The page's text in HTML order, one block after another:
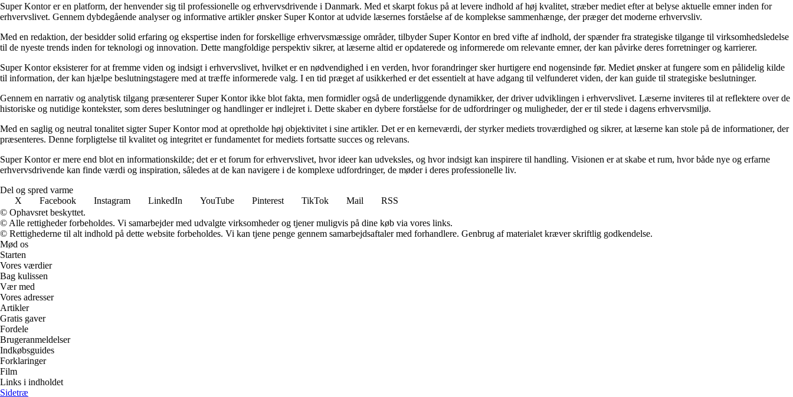
Super Kontor er en platform, der henvender sig til professionelle og erhvervsdrivende i Danmark. Med et skarpt fokus på at levere indhold af høj kvalitet, stræber mediet efter at belyse aktuelle emner inden for
erhvervslivet. Gennem dybdegående analyser og informative artikler ønsker Super Kontor at udvide læsernes forståelse af de komplekse sammenhænge, der præger det moderne erhvervsliv.
Med en redaktion, der besidder solid erfaring og ekspertise inden for forskellige erhvervsmæssige områder, tilbyder Super Kontor en bred vifte af indhold, der spænder fra strategiske tilgange til virksomhedsledelse
til de nyeste trends inden for teknologi og innovation. Dette mangfoldige perspektiv sikrer, at læserne altid er opdaterede og informerede om relevante emner, der kan påvirke deres forretninger og karrierer.
Super Kontor eksisterer for at fremme viden og indsigt i erhvervslivet, hvilket er en nødvendighed i en verden, hvor forandringer sker hurtigere end nogensinde før. Mediet ønsker at fungere som en pålidelig kilde
til information, der kan hjælpe beslutningstagere med at træffe informerede valg. I en tid præget af usikkerhed er det essentielt at have adgang til velfunderet viden, der kan guide til strategiske beslutninger.
Gennem en narrativ og analytisk tilgang præsenterer Super Kontor ikke blot fakta, men formidler også de underliggende dynamikker, der driver udviklingen i erhvervslivet. Læserne inviteres til at reflektere over de
historiske og nutidige kontekster, som deres beslutninger og handlinger er indlejret i. Dette skaber en dybere forståelse for de udfordringer og muligheder, der er til stede i dagens erhvervsmiljø.
Med en saglig og neutral tonalitet sigter Super Kontor mod at opretholde høj objektivitet i sine artikler. Det er en kerneværdi, der styrker mediets troværdighed og sikrer, at læserne kan stole på de informationer, der
præsenteres. Denne forpligtelse til kvalitet og integritet er fundamentet for mediets fortsatte succes og relevans.
Super Kontor er mere end blot en informationskilde; det er et forum for erhvervslivet, hvor ideer kan udveksles, og hvor indsigt kan inspirere til handling. Visionen er at skabe et rum, hvor både nye og erfarne
erhvervsdrivende kan finde værdi og inspiration, således at de kan navigere i de komplexe udfordringer, de møder i deres professionelle liv.
Del og spred varme
X
Facebook Instagram LinkedIn YouTube Pinterest TikTok Mail
RSS
© Ophavsret beskyttet.
© Alle rettigheder forbeholdes. Vi samarbejder med udvalgte virksomheder og tjener muligvis på dine køb via vores links.
© Rettighederne til alt indhold på dette website forbeholdes. Vi kan tjene penge gennem samarbejdsaftaler med forhandlere. Genbrug af materialet kræver skriftlig godkendelse.
Mød os
Starten
Vores værdier
Bag kulissen
Vær med
Vores adresser
Artikler
Gratis gaver
Fordele
Brugeranmeldelser
Indkøbsguides
Forklaringer
Film
Links i indholdet
Sidetræ